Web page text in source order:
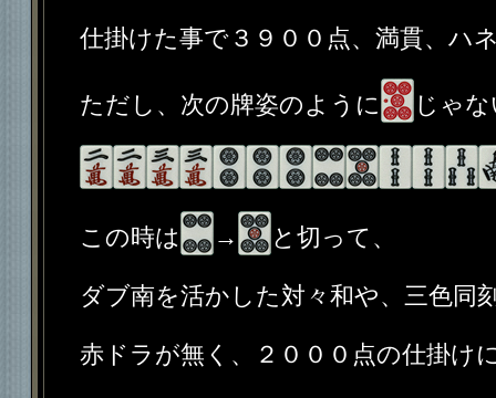
仕掛けた事で３９００点、満貫、ハ
ただし、次の牌姿のように じゃ
この時は → と切って、
ダブ南を活かした対々和や、三色同
赤ドラが無く、２０００点の仕掛け